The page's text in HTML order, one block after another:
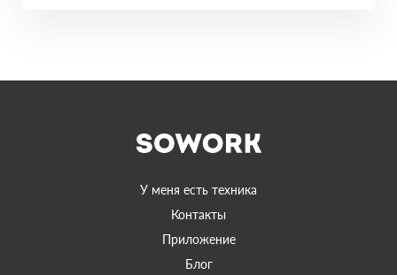
У меня есть техника
Контакты
Приложение
Блог